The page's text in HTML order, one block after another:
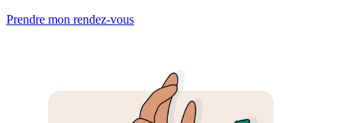
Prendre mon rendez-vous